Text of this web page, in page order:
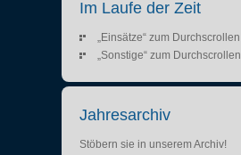
Im Laufe der Zeit
„Einsätze“ zum Durchscrollen
„Sonstige“ zum Durchscrollen
Jahresarchiv
Stöbern sie in unserem Archiv!